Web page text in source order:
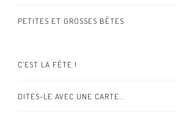
PETITES ET GROSSES BÊTES
C’EST LA FÊTE !
DITES-LE AVEC UNE CARTE…